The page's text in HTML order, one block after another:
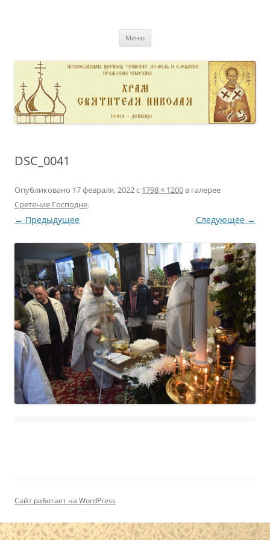
Меню
DSC_0041
Опубликовано 17 февраля, 2022с 1798 × 1200 в галерее
Сретение Господне.
← Предыдущее Следующее →
Сайт работает на WordPress